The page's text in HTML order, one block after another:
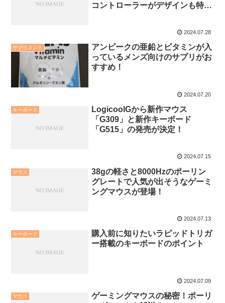
コントローラーがデザインも特徴
2024.07.28
サプリメント
アンビークの亜鉛とビタミンが入
っているメンズ向けのサプリがお
すすめ！
2024.07.20
キーボード
LogicoolGから新作マウス
「G309」と新作キーボード
「G515」の発売が決定！
2024.07.15
マウス
38gの軽さと8000Hzのポーリン
グレートで人気が出そうなゲーミ
ングマウスが登場！
2024.07.13
キーボード
購入前に知りたいラピッドトリガ
ー搭載のキーボードのポイント
2024.07.09
マウス
ゲーミングマウスの秘密！ポーリ